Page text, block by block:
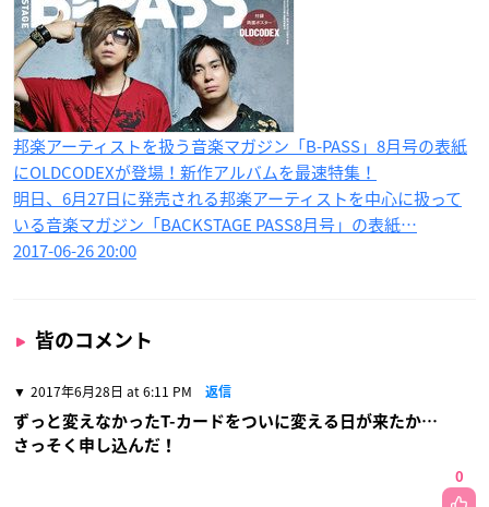
邦楽アーティストを扱う音楽マガジン「B-PASS」8月号の表紙
にOLDCODEXが登場！新作アルバムを最速特集！
明日、6月27日に発売される邦楽アーティストを中心に扱って
いる音楽マガジン「BACKSTAGE PASS8月号」の表紙…
2017-06-26 20:00
皆のコメント
2017年6月28日 at 6:11 PM 返信
ずっと変えなかったT-カードをついに変える日が来たか…
さっそく申し込んだ！
0